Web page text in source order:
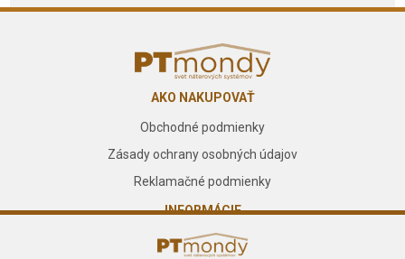
AKO NAKUPOVAŤ
Obchodné podmienky
Zásady ochrany osobných údajov
Reklamačné podmienky
INFORMÁCIE
O nás